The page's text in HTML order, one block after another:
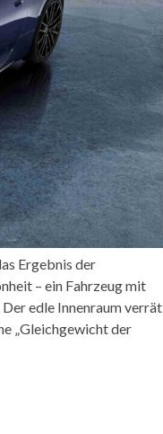
Ergebnis der
– ein Fahrzeug mit
edle Innenraum verrät
„Gleichgewicht der